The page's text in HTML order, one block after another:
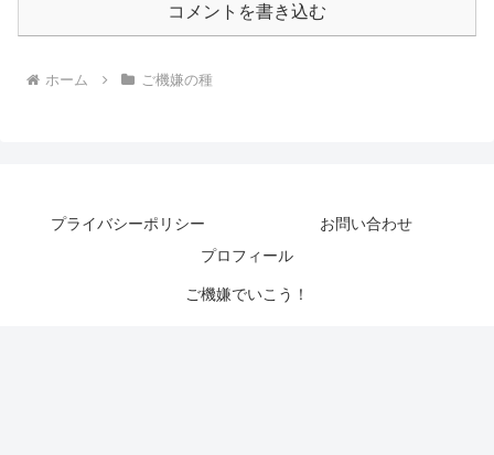
コメントを書き込む
ホーム ご機嫌の種
プライバシーポリシー
お問い合わせ
プロフィール
ご機嫌でいこう！